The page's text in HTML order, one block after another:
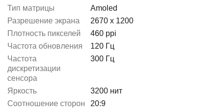
Тип матрицы
Amoled
Разрешение экрана
2670 x 1200
Плотность пикселей
460 ppi
Частота обновления
120 Гц
Частота
дискретизации
сенсора
300 Гц
Яркость
3200 нит
Соотношение сторон
20:9